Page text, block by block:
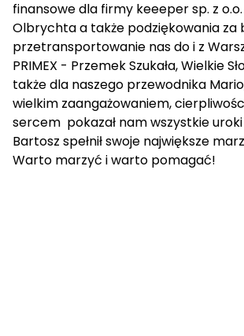
finansowe dla firmy keeeper sp. z
Olbrychta a także podziękowania za
przetransportowanie nas do i z
PRIMEX - Przemek Szukała, Wielkie
także dla naszego przewodnika
wielkim zaangażowaniem,
sercem pokazał nam wszystkie uroki
Bartosz spełnił swoje największe
Warto marzyć i warto pomagać!